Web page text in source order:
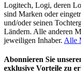
Logitech, Logi, deren
sind Marken oder
und/oder seinen
Ländern. Alle anderen
jeweiligen Inhaber. Alle
Abonnieren Sie
exklusive Vorteile zu